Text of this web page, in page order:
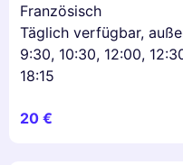
Französisch
Täglich verfügbar,
9:30, 10:30, 12:00,
18:15
20 €